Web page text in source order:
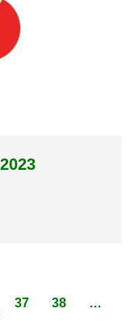
37 38
…